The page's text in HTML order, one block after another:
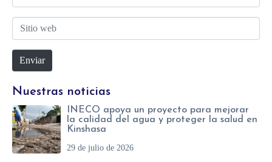
*
e
*
o
l
e
c
i
o
w
e
b
Enviar
Nuestras noticias
INECO apoya un proyecto para mejorar
la calidad del agua y proteger la salud en
Kinshasa
29 de julio de 2026